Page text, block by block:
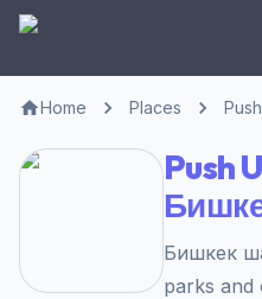
Home Places
Push
Бишкек
parks and